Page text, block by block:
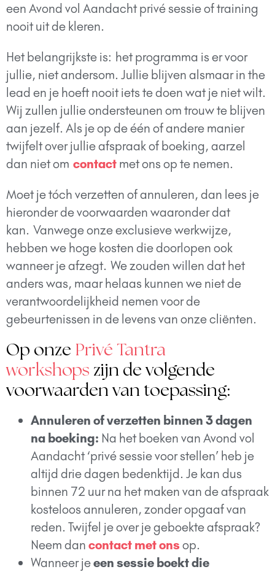
een Avond vol Aandacht privé sessie of training
nooit uit de kleren.
Het belangrijkste is: het programma is er voor
jullie, niet andersom. Jullie blijven alsmaar in the
lead en je hoeft nooit iets te doen wat je niet wilt.
Wij zullen jullie ondersteunen om trouw te blijven
aan jezelf. Als je op de één of andere manier
twijfelt over jullie afspraak of boeking, aarzel
dan niet om contact met ons op te nemen.
Moet je tóch verzetten of annuleren, dan lees je
hieronder de voorwaarden waaronder dat
kan. Vanwege onze exclusieve werkwijze,
hebben we hoge kosten die doorlopen ook
wanneer je afzegt. We zouden willen dat het
anders was, maar helaas kunnen we niet de
verantwoordelijkheid nemen voor de
gebeurtenissen in de levens van onze cliënten.
Op onze Privé Tantra
workshops zijn de volgende
voorwaarden van toepassing:
Annuleren of verzetten binnen 3 dagen
na boeking: Na het boeken van Avond vol
Aandacht ‘privé sessie voor stellen’ heb je
altijd drie dagen bedenktijd. Je kan dus
binnen 72 uur na het maken van de afspraak
kosteloos annuleren, zonder opgaaf van
reden. Twijfel je over je geboekte afspraak?
Neem dan contact met ons op.
Wanneer jeeen sessie boekt die